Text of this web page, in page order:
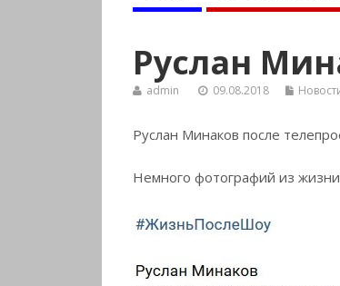
Руслан
admin 09.08.2018
Руслан Минаков после
Немного фотографий из жизни